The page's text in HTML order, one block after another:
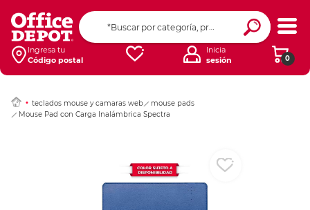
Ingresa tu
Código postal
0
Inicia
sesión
teclados mouse y camaras web
mouse pads
Mouse Pad con Carga Inalámbrica Spectra
Ingresar Codigo